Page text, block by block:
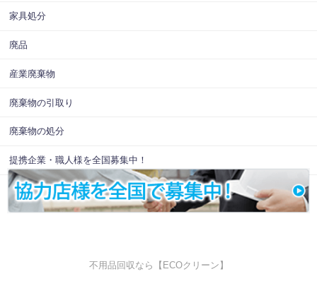
家具処分
廃品
産業廃棄物
廃棄物の引取り
廃棄物の処分
提携企業・職人様を全国募集中！
不用品回収なら【ECOクリーン】